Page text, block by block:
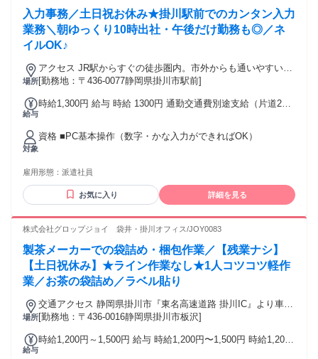
入力事務／土日祝お休み★掛川駅前でのカンタン入力
業務＼朝ゆっくり10時出社・午後だけ勤務も◎／ネ
イルOK♪
場所
アクセス JR駅からすぐの徒歩圏内。市外からも通いやすいで
す。
[勤務地：〒436-0077静岡県掛川市駅前]
給与
時給1,300円 給与 時給 1300円 通勤交通費別途支給（片道2キ
上）
対象
資格 ■PC基本操作（数字・かな入力ができればOK）
雇用形態： 派遣社員
お気に入り 詳細を見る
株式会社グロップジョイ 袋井・掛川オフィス/JOY0083
製茶メーカーでの袋詰め・梱包作業／【残業ナシ】
【土日祝休み】★ライン作業なし★1人コツコツ軽作
業／お茶の袋詰め／ラベル貼り
場所
交通アクセス 静岡県掛川市『東名高速道路 掛川IC』より車で
約5分
[勤務地：〒436-0016静岡県掛川市板沢]
給与
時給1,200円～1,500円 給与 時給1,200円〜1,500円 時給1,200